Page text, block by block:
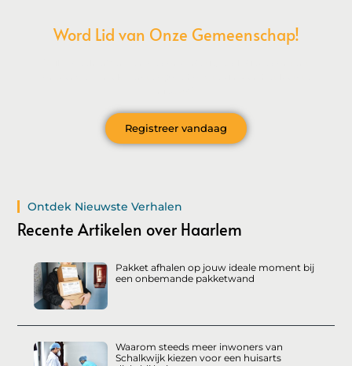
Word Lid van Onze Gemeenschap!
Registreer vandaag
Ontdek Nieuwste Verhalen
Recente Artikelen over Haarlem
Pakket afhalen op jouw ideale moment bij
een onbemande pakketwand
Waarom steeds meer inwoners van
Schalkwijk kiezen voor een huisarts